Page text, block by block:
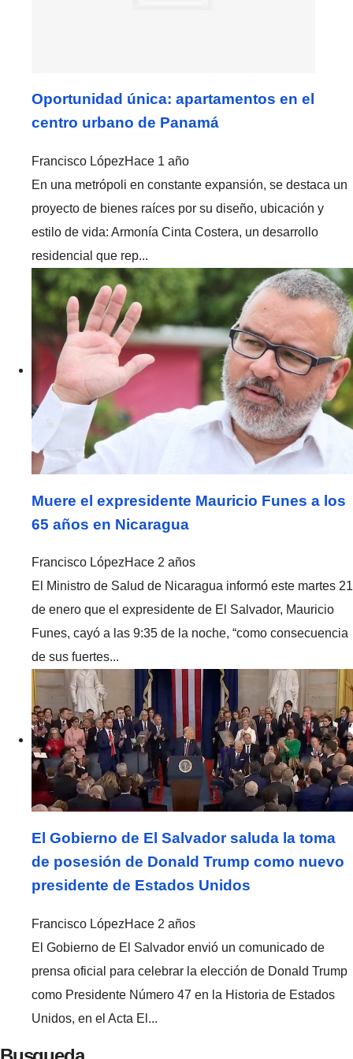
Oportunidad única: apartamentos en el
centro urbano de Panamá
Francisco LópezHace 1 año
En una metrópoli en constante expansión, se destaca un
proyecto de bienes raíces por su diseño, ubicación y
estilo de vida: Armonía Cinta Costera, un desarrollo
residencial que rep...
Muere el expresidente Mauricio Funes a los
65 años en Nicaragua
Francisco LópezHace 2 años
El Ministro de Salud de Nicaragua informó este martes 21
de enero que el expresidente de El Salvador, Mauricio
Funes, cayó a las 9:35 de la noche, “como consecuencia
de sus fuertes...
El Gobierno de El Salvador saluda la toma
de posesión de Donald Trump como nuevo
presidente de Estados Unidos
Francisco LópezHace 2 años
El Gobierno de El Salvador envió un comunicado de
prensa oficial para celebrar la elección de Donald Trump
como Presidente Número 47 en la Historia de Estados
Unidos, en el Acta El...